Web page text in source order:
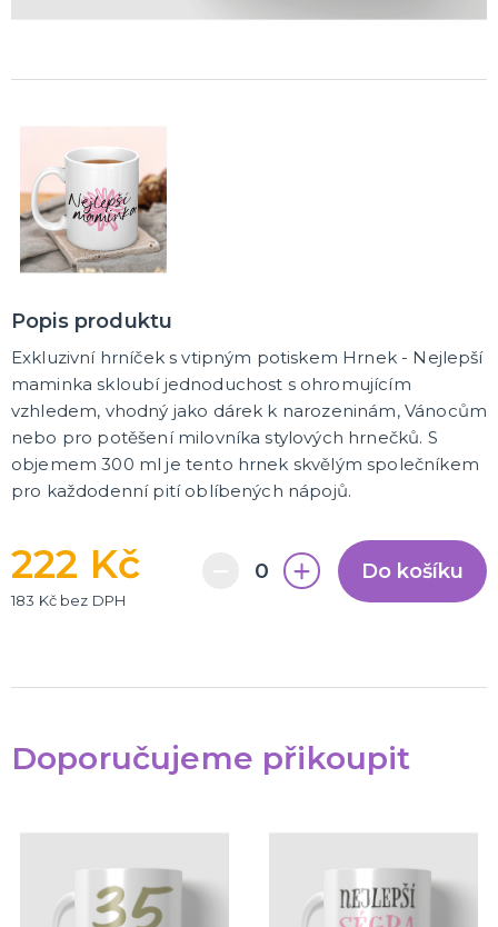
Popis produktu
Exkluzivní hrníček s vtipným potiskem Hrnek - Nejlepší
maminka skloubí jednoduchost s ohromujícím
vzhledem, vhodný jako dárek k narozeninám, Vánocům
nebo pro potěšení milovníka stylových hrnečků. S
objemem 300 ml je tento hrnek skvělým společníkem
pro každodenní pití oblíbených nápojů.
222 Kč
183 Kč bez DPH
Do košíku
Doporučujeme přikoupit